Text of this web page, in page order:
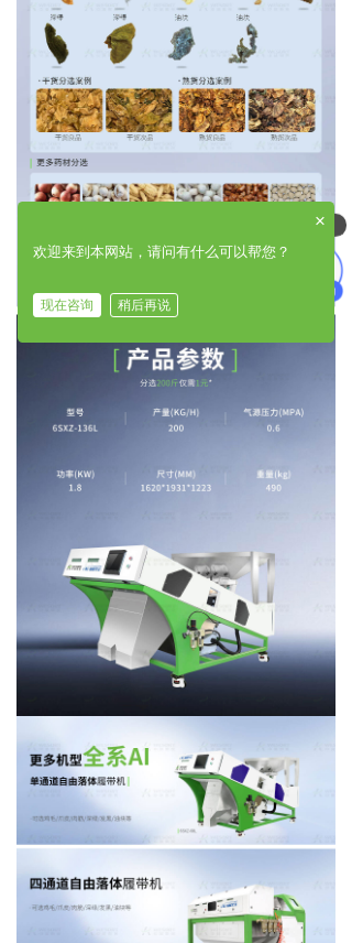
可以介绍下你们的产品么
×
欢迎来到本网站，请问有什么可以帮您？
现在咨询 稍后再说